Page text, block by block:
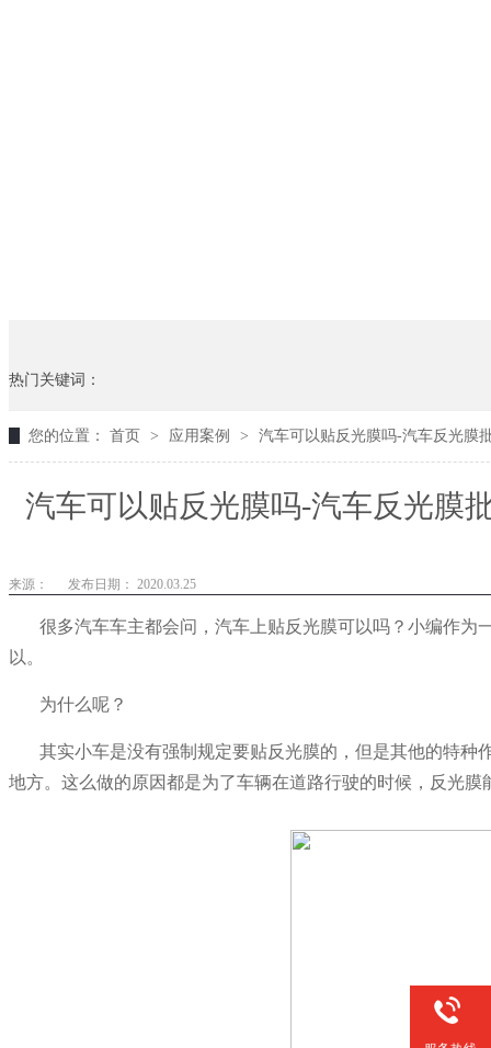
热门关键词：
您的位置： 首页 > 应用案例 > 汽车可以贴反光膜吗-汽车反光膜
汽车可以贴反光膜吗-汽车反光膜
来源： 发布日期： 2020.03.25
很多汽车车主都会问，汽车上贴反光膜可以吗？小编作为
以。
为什么呢？
其实小车是没有强制规定要贴反光膜的，但是其他的特
地方。这么做的原因都是为了车辆在道路行驶的时候，反光膜